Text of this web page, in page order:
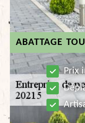
ABATTAGE
Prix